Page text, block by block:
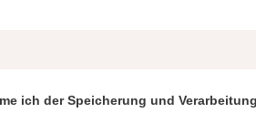
ich der Speicherung und